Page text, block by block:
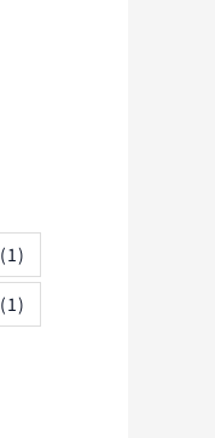
(1)
(1)